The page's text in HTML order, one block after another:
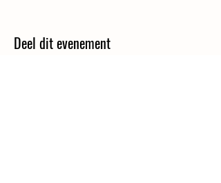
Deel dit evenement